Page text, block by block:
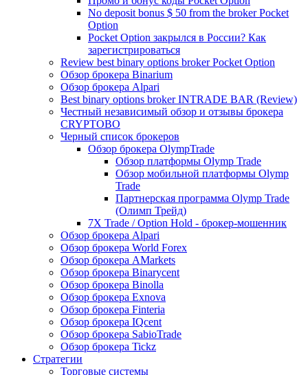
No deposit bonus $ 50 from the broker Pocket
Option
Pocket Option закрылся в России? Как
зарегистрироваться
Review best binary options broker Pocket Option
Обзор брокера Binarium
Обзор брокера Alpari
Best binary options broker INTRADE BAR (Review)
Честный независимый обзор и отзывы брокера
CRYPTOBO
Черный список брокеров
Обзор брокера OlympTrade
Обзор платформы Olymp Trade
Обзор мобильной платформы Olymp
Trade
Партнерская программа Olymp Trade
(Олимп Трейд)
7X Trade / Option Hold - брокер-мошенник
Обзор брокера Alpari
Обзор брокера World Forex
Обзор брокера AMarkets
Обзор брокера Binarycent
Обзор брокера Binolla
Обзор брокера Exnova
Обзор брокера Finteria
Обзор брокера IQcent
Обзор брокера SabioTrade
Обзор брокера Tickz
Стратегии
Торговые системы